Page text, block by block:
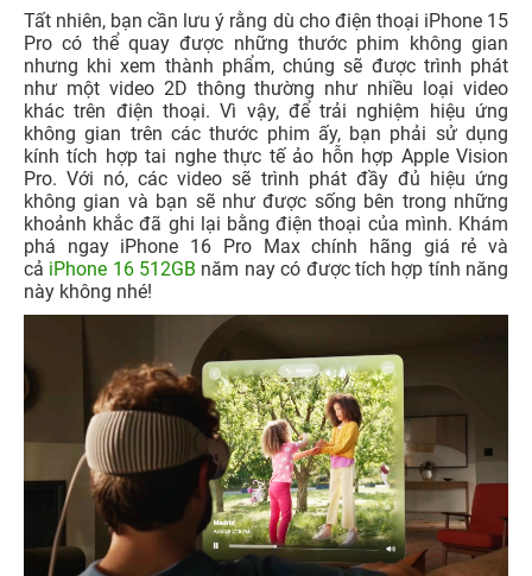
Tất nhiên, bạn cần lưu ý rằng dù cho điện thoại iPhone 15
Pro có thể quay được những thước phim không gian
nhưng khi xem thành phẩm, chúng sẽ được trình phát
như một video 2D thông thường như nhiều loại video
khác trên điện thoại. Vì vậy, để trải nghiệm hiệu ứng
không gian trên các thước phim ấy, bạn phải sử dụng
kính tích hợp tai nghe thực tế ảo hỗn hợp Apple Vision
Pro. Với nó, các video sẽ trình phát đầy đủ hiệu ứng
không gian và bạn sẽ như được sống bên trong những
khoảnh khắc đã ghi lại bằng điện thoại của mình. Khám
phá ngay iPhone 16 Pro Max chính hãng giá rẻ và
cả iPhone 16 512GB năm nay có được tích hợp tính năng
này không nhé!